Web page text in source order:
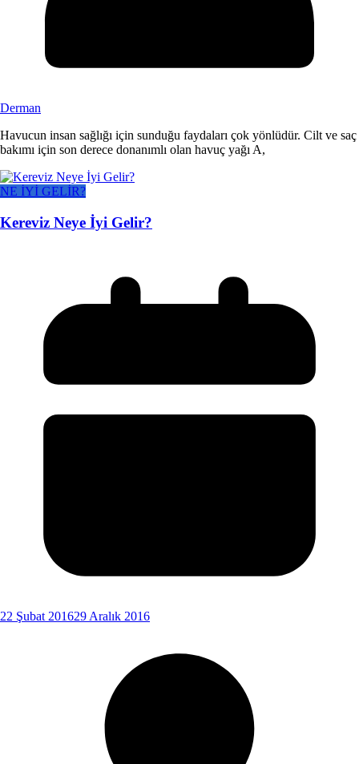
Derman
Havucun insan sağlığı için sunduğu faydaları çok yönlüdür. Cilt ve saç
bakımı için son derece donanımlı olan havuç yağı A,
NE İYİ GELİR?
Kereviz Neye İyi Gelir?
22 Şubat 201629 Aralık 2016